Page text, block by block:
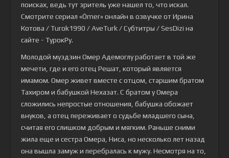
поисках, ведь тут зритель уже нашел то, что искал.
Смотрите сериал «Ömer» онлайн в озвучке от Ирина
Котова / Turok1990 / AveTurk / Субтитры / SesDizi на
сайте - ТурокРу.
Молодой муэдзин Омер Адемоглу работает в той же
мечети, где и его отец Решат, который является
имамом. Омер живет вместе с отцом, старшим братом
Тахиром и бабушкой Нехазат. С братом у Омера
сложились непростые отношения, бабушка обожает
внуков, а отец переживает о судьбе младшего сына,
считая его слишком добрым и мягким. Раньше сними
жила еще и сестра Омера, Ниса, но несколько лет назад
она вышла замуж и перебралась к мужу. Несмотря на то,